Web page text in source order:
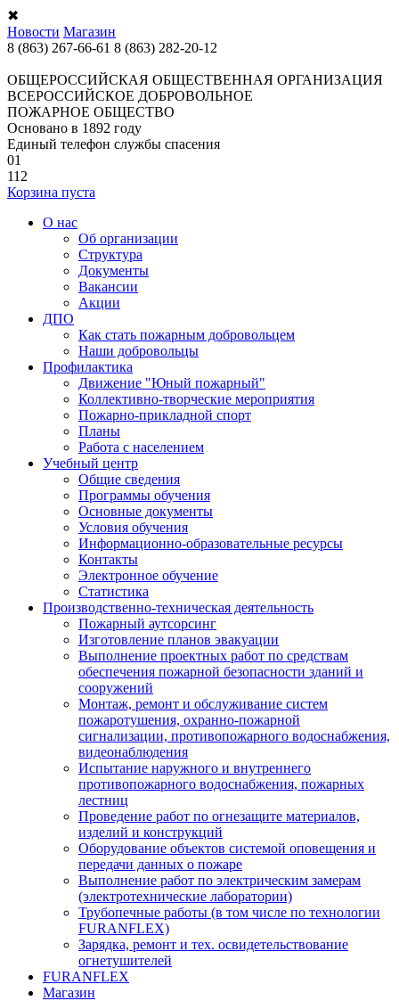
✖
Новости Магазин
8 (863) 267-66-61 8 (863) 282-20-12
ОБЩЕРОССИЙСКАЯ ОБЩЕСТВЕННАЯ ОРГАНИЗАЦИЯ
ВСЕРОССИЙСКОЕ ДОБРОВОЛЬНОЕ
ПОЖАРНОЕ ОБЩЕСТВО
Основано в 1892 году
Единый телефон службы спасения
01
112
Корзина пуста
О нас
Об организации
Структура
Документы
Вакансии
Акции
ДПО
Как стать пожарным добровольцем
Наши добровольцы
Профилактика
Движение "Юный пожарный"
Коллективно-творческие мероприятия
Пожарно-прикладной спорт
Планы
Работа с населением
Учебный центр
Общие сведения
Программы обучения
Основные документы
Условия обучения
Информационно-образовательные ресурсы
Контакты
Электронное обучение
Статистика
Производственно-техническая деятельность
Пожарный аутсорсинг
Изготовление планов эвакуации
Выполнение проектных работ по средствам
обеспечения пожарной безопасности зданий и
сооружений
Монтаж, ремонт и обслуживание систем
пожаротушения, охранно-пожарной
сигнализации, противопожарного водоснабжения,
видеонаблюдения
Испытание наружного и внутреннего
противопожарного водоснабжения, пожарных
лестниц
Проведение работ по огнезащите материалов,
изделий и конструкций
Оборудование объектов системой оповещения и
передачи данных о пожаре
Выполнение работ по электрическим замерам
(электротехнические лаборатории)
Трубопечные работы (в том числе по технологии
FURANFLEX)
Зарядка, ремонт и тех. освидетельствование
огнетушителей
FURANFLEX
Магазин